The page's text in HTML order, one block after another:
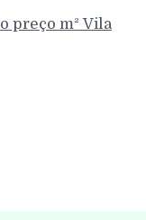
preço m² Vila